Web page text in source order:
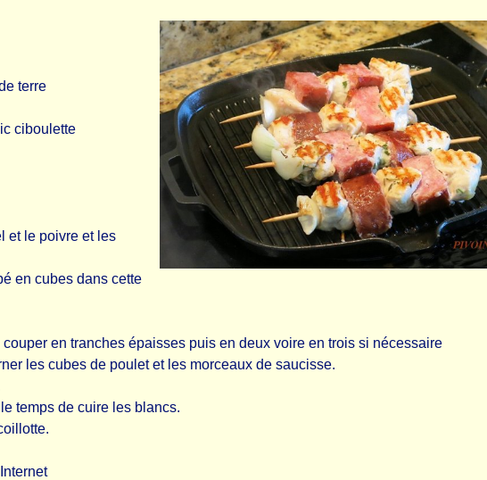
terre
ciboulette
et le poivre et les
en cubes dans cette
en tranches épaisses puis en deux voire en trois si nécessaire
les cubes de poulet et les morceaux de saucisse.
temps de cuire les blancs.